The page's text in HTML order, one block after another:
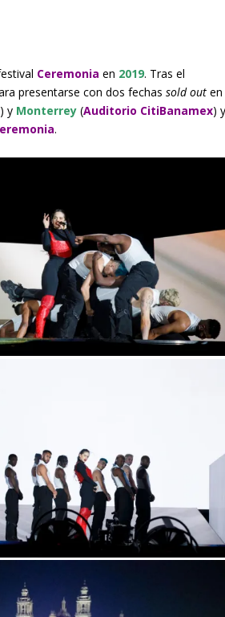
Ceremonia en 2019. Tras el
presentarse con dos fechassold out en
) y Monterrey (Auditorio CitiBanamex)
.